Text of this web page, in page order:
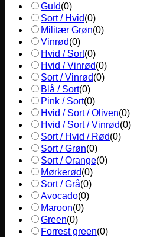
Guld(0)
Sort / Hvid(0)
Militær Grøn(0)
Vinrød(0)
Hvid / Sort(0)
Hvid / Vinrød(0)
Sort / Vinrød(0)
Blå / Sort(0)
Pink / Sort(0)
Hvid / Sort / Oliven(0)
Hvid / Sort / Vinrød(0)
Sort / Hvid / Rød(0)
Sort / Grøn(0)
Sort / Orange(0)
Mørkerød(0)
Sort / Grå(0)
Avocado(0)
Maroon(0)
Green(0)
Forrest green(0)